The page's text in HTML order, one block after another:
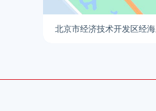
北京市经济技术开发区经